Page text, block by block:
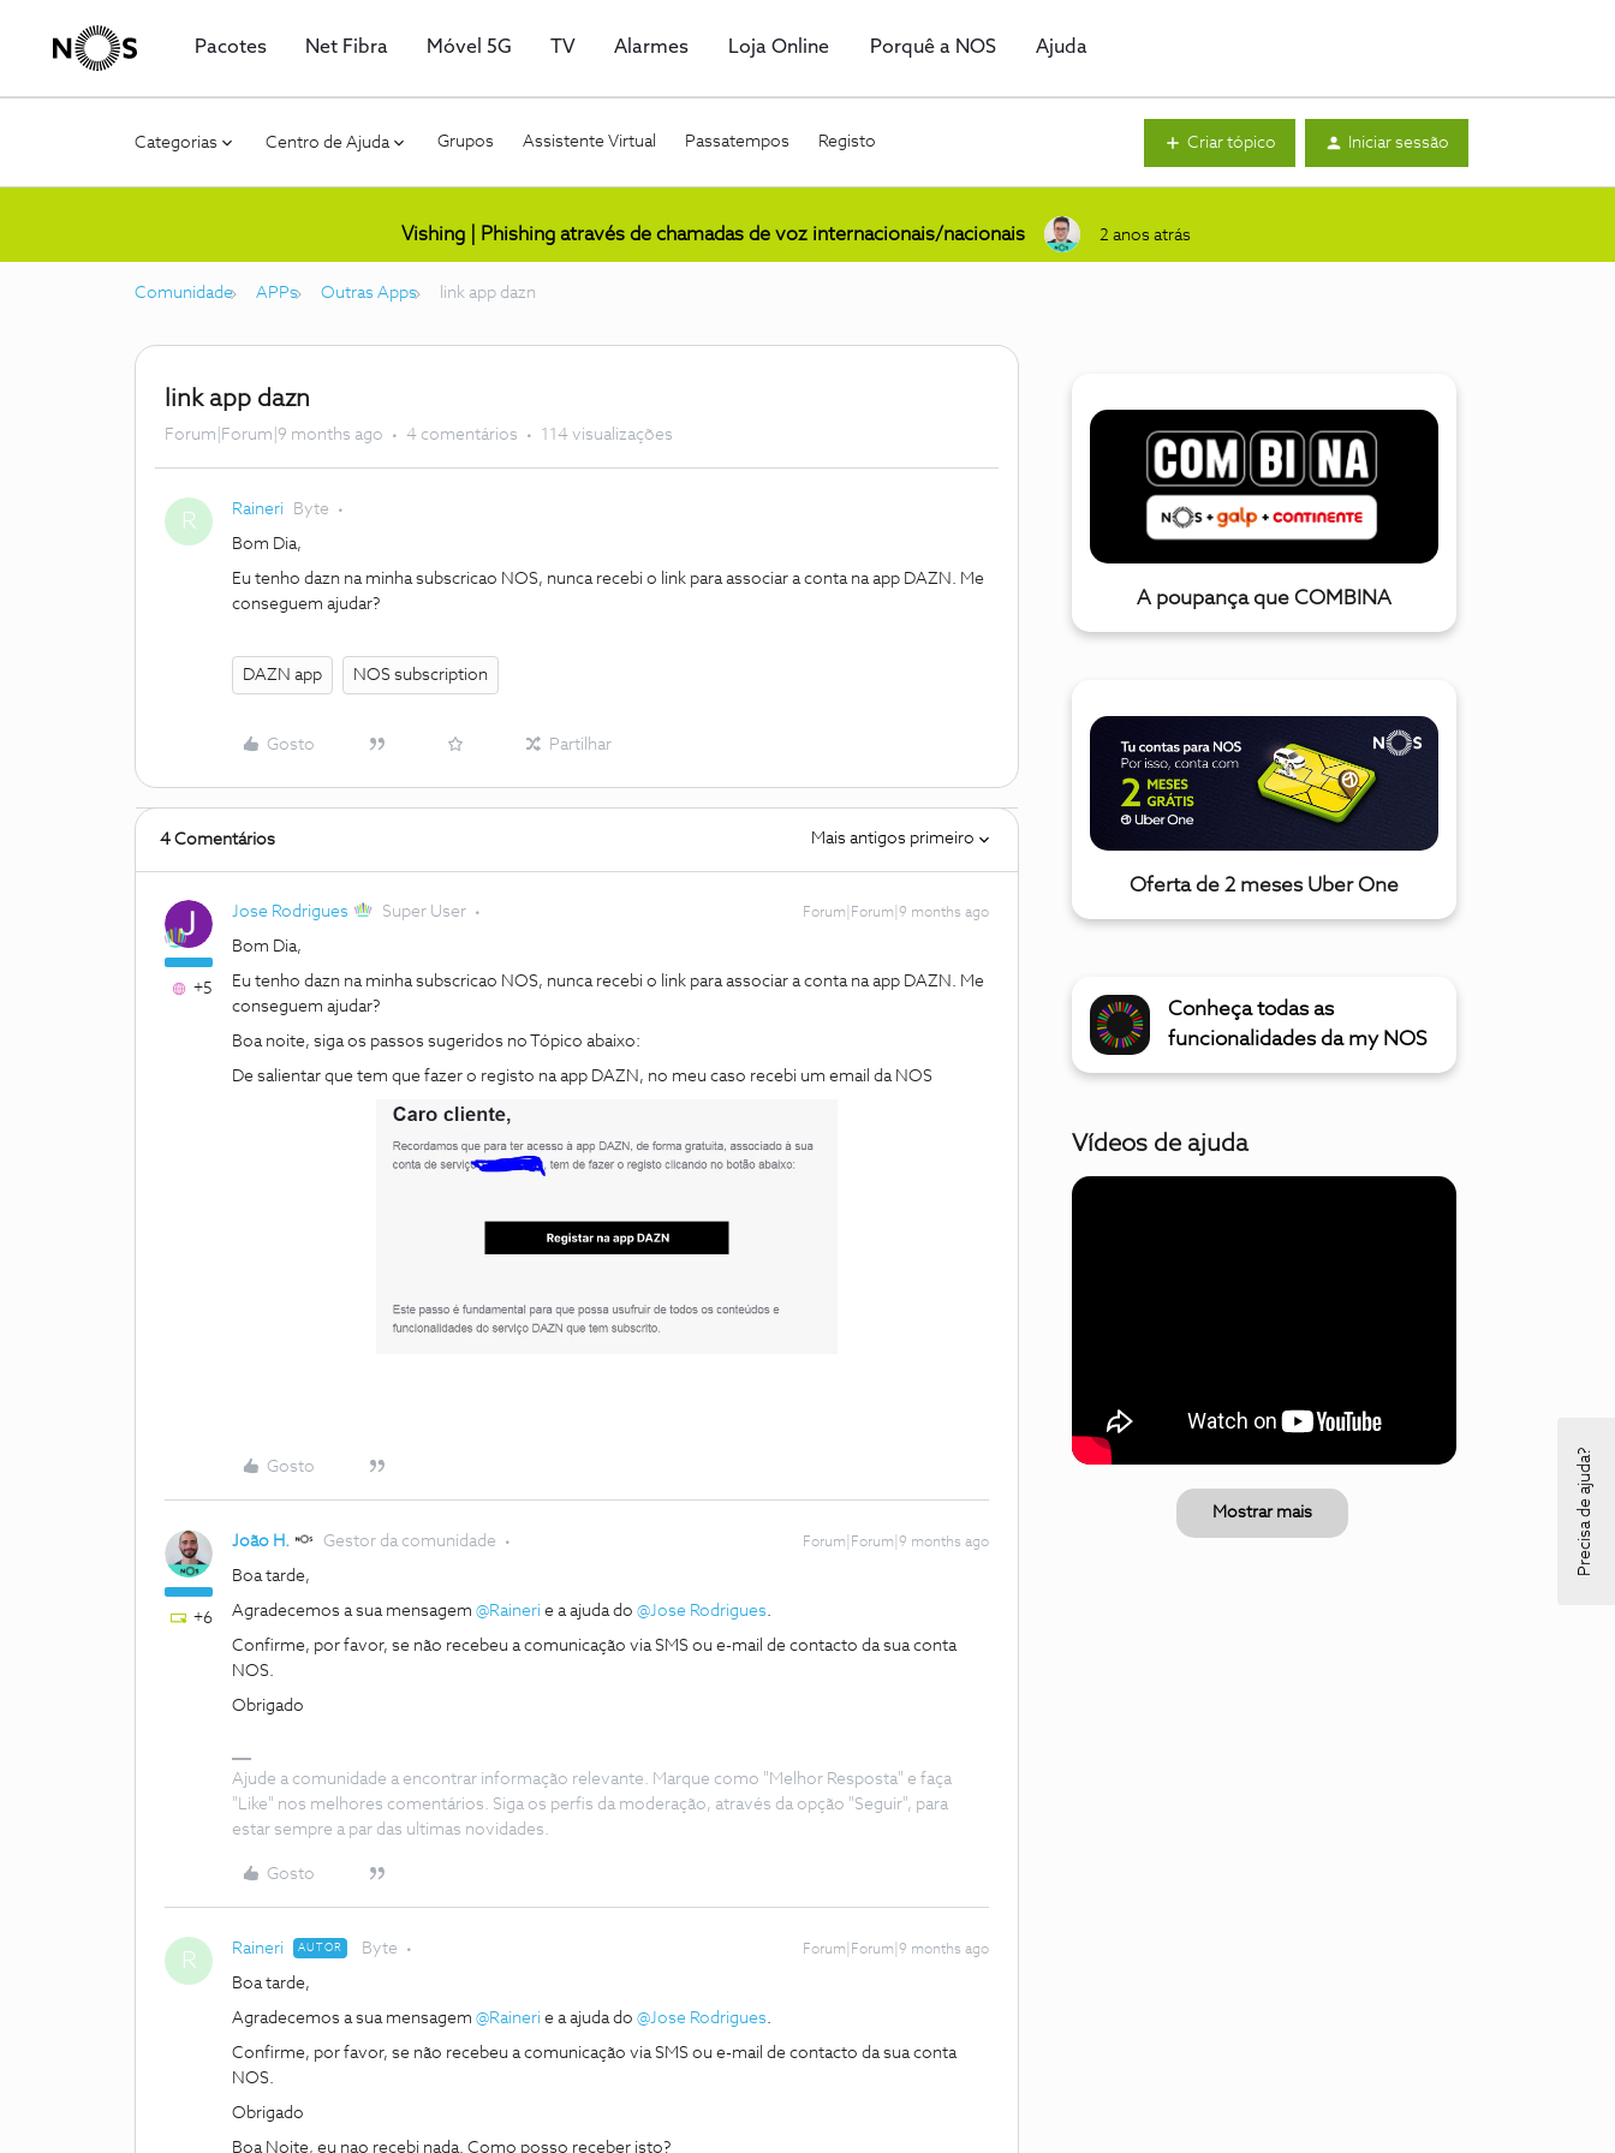
Pacotes Net Fibra Móvel 5G TV Alarmes Loja Online Porquê a NOS Ajuda
Categorias Centro de Ajuda Grupos Assistente Virtual Passatempos Registo Criar tópico Iniciar sessão
Vishing | Phishing através de chamadas de voz internacionais/nacionais 2 anos atrás
Comunidade APPs Outras Apps link app dazn
link app dazn
Forum|Forum|9 months ago 4 comentários 114 visualizações
R Raineri Byte
Bom Dia,
Eu tenho dazn na minha subscricao NOS, nunca recebi o link para associar a conta na app DAZN. Me
conseguem ajudar?
DAZN app NOS subscription
Gosto Partilhar
4 Comentários Mais antigos primeiro
+5
Jose Rodrigues Super User Forum|Forum|9 months ago
Bom Dia,
Eu tenho dazn na minha subscricao NOS, nunca recebi o link para associar a conta na app DAZN. Me
conseguem ajudar?
Boa noite, siga os passos sugeridos no Tópico abaixo:
De salientar que tem que fazer o registo na app DAZN, no meu caso recebi um email da NOS
Gosto
+6
João H. Gestor da comunidade Forum|Forum|9 months ago
Boa tarde,
Agradecemos a sua mensagem ​ @Raineri e a ajuda do ​ @Jose Rodrigues.
Confirme, por favor, se não recebeu a comunicação via SMS ou e-mail de contacto da sua conta
NOS.
Obrigado
Ajude a comunidade a encontrar informação relevante. Marque como "Melhor Resposta" e faça
"Like" nos melhores comentários. Siga os perfis da moderação, através da opção "Seguir", para
estar sempre a par das ultimas novidades.
Gosto
R Raineri AUTOR Byte Forum|Forum|9 months ago
Boa tarde,
Agradecemos a sua mensagem ​ @Raineri e a ajuda do ​ @Jose Rodrigues.
Confirme, por favor, se não recebeu a comunicação via SMS ou e-mail de contacto da sua conta
NOS.
Obrigado
Boa Noite, eu nao recebi nada. Como posso receber isto?
A poupança que COMBINA
Oferta de 2 meses Uber One
Conheça todas as
funcionalidades da my NOS
Vídeos de ajuda
Mostrar mais Precisa de ajuda?